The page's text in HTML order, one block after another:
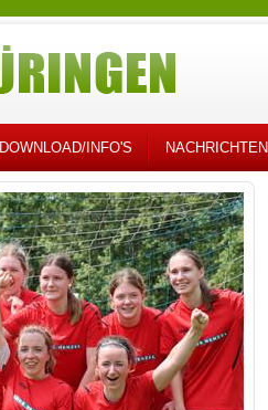
DOWNLOAD/INFO'S NACHRICHTEN